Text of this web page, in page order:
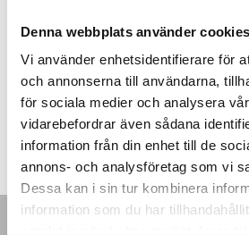
Denna webbplats använder cookies
Vi använder enhetsidentifierare för
och annonserna till användarna,
för sociala medier och analysera
vidarebefordrar även sådana
information från din enhet till de
annons- och analysföretag som vi
Dessa kan i sin tur kombinera
information som du har
Syntium (100% tailor-
100% kundanpassade provställ för
från 3R med kapaciteter upp